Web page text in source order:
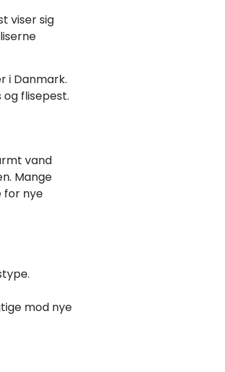
viser sig
i Danmark.
flisepest.
vand
Mange
for nye
mod nye